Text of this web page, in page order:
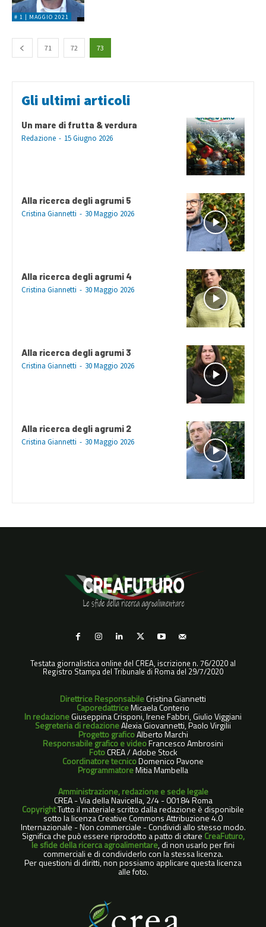
# 1 | MAGGIO 2021
71 72 73
Gli ultimi articoli
Un mare di frutta & verdura
Redazione - 15 Giugno 2026
Alla ricerca degli agrumi 5
Cristina Giannetti - 30 Maggio 2026
Alla ricerca degli agrumi 4
Cristina Giannetti - 30 Maggio 2026
Alla ricerca degli agrumi 3
Cristina Giannetti - 30 Maggio 2026
Alla ricerca degli agrumi 2
Cristina Giannetti - 30 Maggio 2026
Testata giornalistica online del CREA, iscrizione n. 76/2020 al
Registro Stampa del Tribunale di Roma del 29/7/2020
Direttrice ResponsabileCristina Giannetti
CaporedattriceMicaela Conterio
In redazioneGiuseppina Crisponi, Irene Fabbri, Giulio Viggiani
Segreteria di redazioneAlexia Giovannetti, Paolo Virgilii
Progetto graficoAlberto Marchi
Responsabile grafico e videoFrancesco Ambrosini
FotoCREA / Adobe Stock
Coordinatore tecnicoDomenico Pavone
ProgrammatoreMitia Mambella
Amministrazione, redazione e sede legale
CREA - Via della Navicella, 2/4 - 00184 Roma
CopyrightTutto il materiale scritto dalla redazione è disponibile
sotto la licenza Creative Commons Attribuzione 4.0
Internazionale - Non commerciale - Condividi allo stesso modo.
Significa che può essere riprodotto a patto di citare CreaFuturo,
le sfide della ricerca agroalimentare, di non usarlo per fini
commerciali e di condividerlo con la stessa licenza.
Per questioni di diritti, non possiamo applicare questa licenza
alle foto.